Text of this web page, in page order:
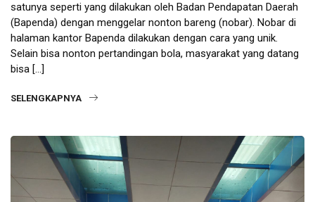
satunya seperti yang dilakukan oleh Badan Pendapatan Daerah
(Bapenda) dengan menggelar nonton bareng (nobar). Nobar di
halaman kantor Bapenda dilakukan dengan cara yang unik.
Selain bisa nonton pertandingan bola, masyarakat yang datang
bisa […]
SELENGKAPNYA